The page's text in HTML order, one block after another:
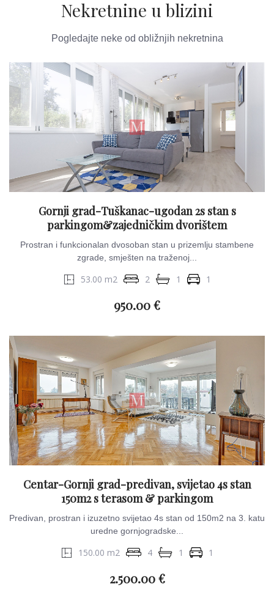
Nekretnine u blizini
Pogledajte neke od obližnjih nekretnina
Gornji grad-Tuškanac-ugodan 2s stan s
parkingom&zajedničkim dvorištem
Prostran i funkcionalan dvosoban stan u prizemlju stambene
zgrade, smješten na traženoj...
53.00 m2 2 1 1
950.00 €
Centar-Gornji grad-predivan, svijetao 4s stan
150m2 s terasom & parkingom
Predivan, prostran i izuzetno svijetao 4s stan od 150m2 na 3. katu
uredne gornjogradske...
150.00 m2 4 1 1
2.500.00 €